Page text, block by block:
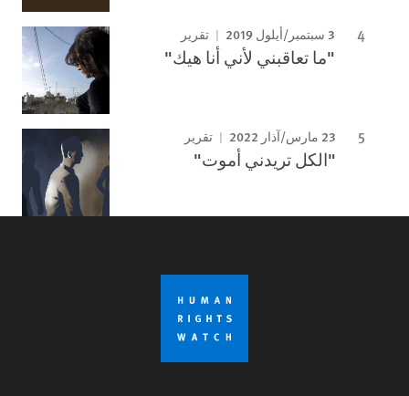
3 سبتمبر/أيلول 2019 تقرير
"ما تعاقبني لأني أنا هيك"
23 مارس/آذار 2022 تقرير
"الكل تريدني أموت"